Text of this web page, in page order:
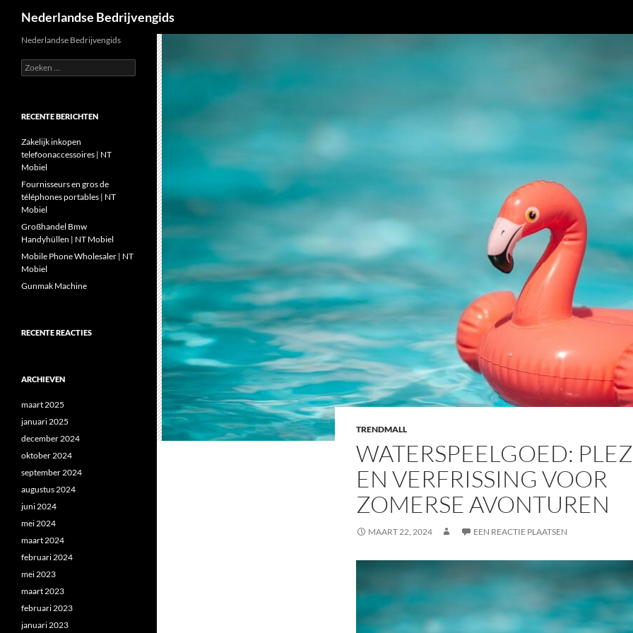
Nederlandse Bedrijvengids
TRENDMALL
WATERSPEELGOED:
EN VERFRISSING VOOR
ZOMERSE AVONTUREN
MAART 22, 2024 EEN REACTIE PLAATSEN
Nederlandse Bedrijvengids
Zoeken
naar:
RECENTE BERICHTEN
Zakelijk inkopen
telefoonaccessoires | NT
Mobiel
Fournisseurs en gros de
téléphones portables | NT
Mobiel
Großhandel Bmw
Handyhüllen | NT Mobiel
Mobile Phone Wholesaler | NT
Mobiel
Gunmak Machine
RECENTE REACTIES
ARCHIEVEN
maart 2025
januari 2025
december 2024
oktober 2024
september 2024
augustus 2024
juni 2024
mei 2024
maart 2024
februari 2024
mei 2023
maart 2023
februari 2023
januari 2023